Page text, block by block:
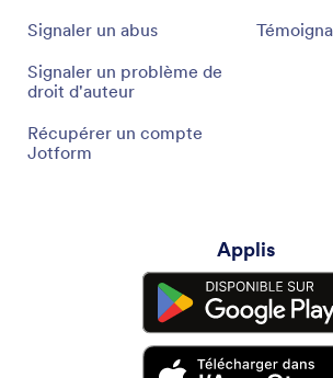
Signaler un abus
Signaler un problème de
droit d'auteur
Récupérer un compte
Jotform
Applis